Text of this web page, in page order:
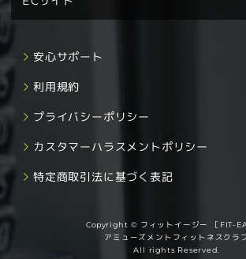
安心サポート
利用規約
プライバシーポリシー
カスタマーハラスメントポリシー
特定商取引法に基づく表記
Copyright © フィットイージー ［FIT-
アミューズメントフィットネスクラ
All rights Reserved.